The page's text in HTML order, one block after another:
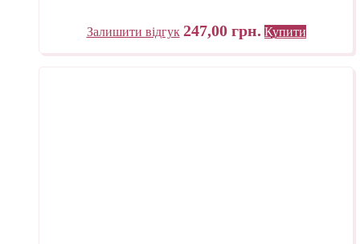
Залишити відгук 247,00 грн. Купити